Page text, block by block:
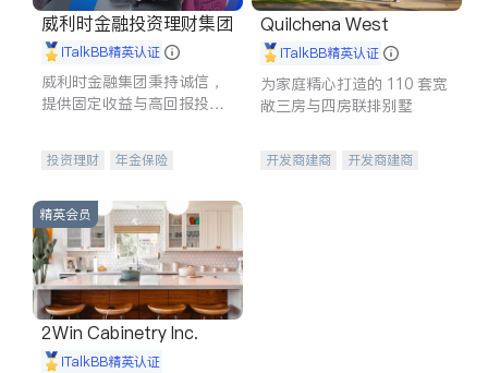
威利时金融投资理财集团
iTalkBB精英认证
威利时金融集团秉持诚信，
提供固定收益与高回报投资
合，助力客户实现目标
投资理财
年金保险
投资理财
医疗保险
养老保险
员工保险
长期护理医疗保险
伤残保险
个人保险
Quilchena West
iTalkBB精英认证
为家庭精心打造的 110 套宽
敞三房与四房联排别墅
开发商建商
开发商建商
精英会员
2Win Cabinetry Inc.
iTalkBB精英认证